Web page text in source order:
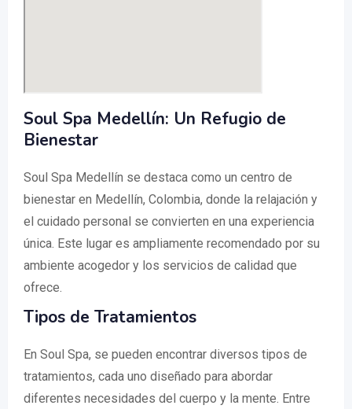
Soul Spa Medellín: Un Refugio de
Bienestar
Soul Spa Medellín se destaca como un centro de
bienestar en Medellín, Colombia, donde la relajación y
el cuidado personal se convierten en una experiencia
única. Este lugar es ampliamente recomendado por su
ambiente acogedor y los servicios de calidad que
ofrece.
Tipos de Tratamientos
En Soul Spa, se pueden encontrar diversos tipos de
tratamientos, cada uno diseñado para abordar
diferentes necesidades del cuerpo y la mente. Entre